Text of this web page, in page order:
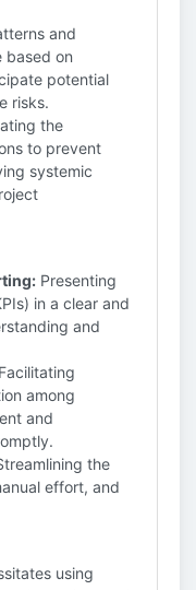
and
based on
potential
risks.
the
to prevent
systemic
Presenting
in a clear and
and
Facilitating
among
and
the
effort, and
using